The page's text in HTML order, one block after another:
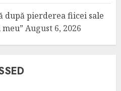
după pierderea fiicei sale
August 6, 2026